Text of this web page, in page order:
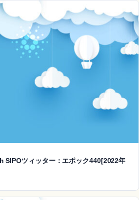
SIPOツィッター：エポック440[2022年